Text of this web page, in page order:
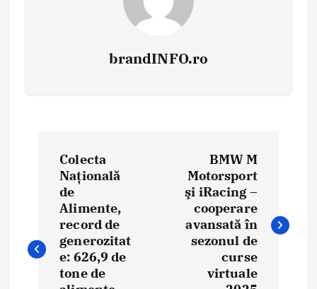
brandINFO.ro
g
Colecta
Națională
de
Alimente,
record de
generozitat
e: 626,9 de
tone de
BMW M
Motorsport
şi iRacing –
cooperare
avansată în
sezonul de
curse
virtuale